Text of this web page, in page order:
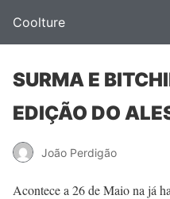
Coolture
SURMA E
EDIÇÃO DO
João Perdigão
Acontece a 26 de Maio na já